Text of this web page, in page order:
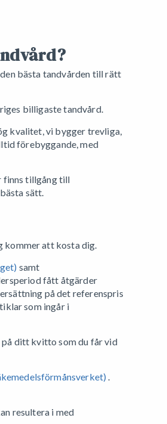
bästa tandvården till rätt
billigaste tandvård.
kvalitet, vi bygger trevliga,
förebyggande, med
finns tillgång till
sätt.
kommer att kosta dig.
samt
fått åtgärder
på det referenspris
som ingår i
på ditt kvitto som du får vid
.
resultera i med